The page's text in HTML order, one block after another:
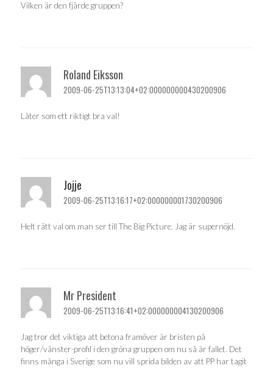
Vilken är den fjärde gruppen?
Roland Eiksson
2009-06-25T13:13:04+02:000000000430200906
Låter som ett riktigt bra val!
Jojje
2009-06-25T13:16:17+02:000000001730200906
Helt rätt val om man ser till The Big Picture. Jag är supernöjd.
Mr President
2009-06-25T13:16:41+02:000000004130200906
Jag tror det viktiga att betona framöver är bristen på
höger/vänster-profil i den gröna gruppen om nu så är fallet. Det
finns många i Sverige som nu vill sprida bilden av att PP har tagit